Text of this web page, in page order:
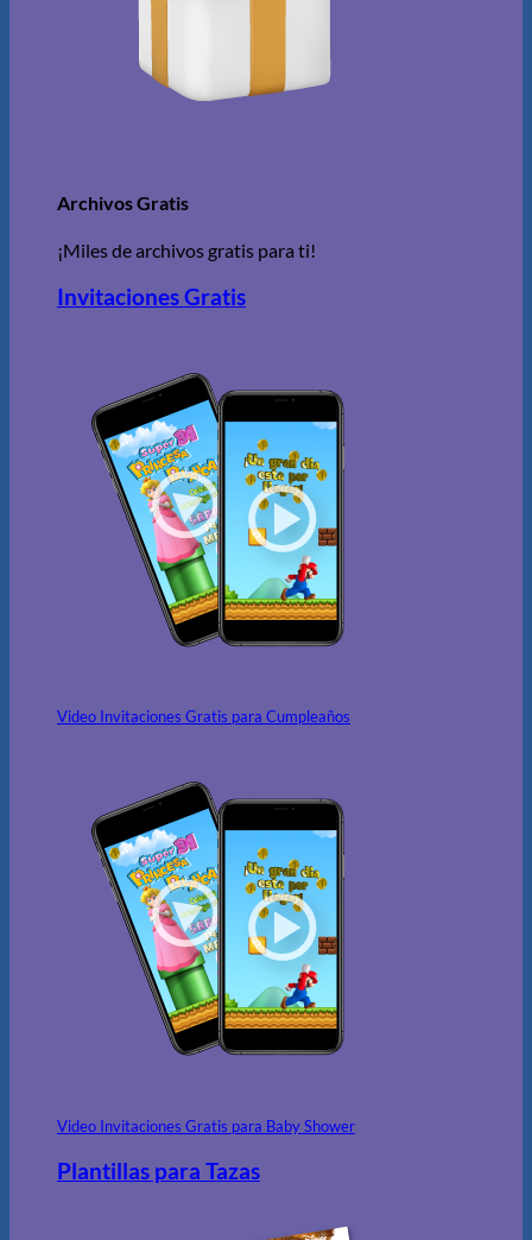
Archivos Gratis
¡Miles de archivos gratis para ti!
Invitaciones Gratis
Video Invitaciones Gratis para Cumpleaños
Video Invitaciones Gratis para Baby Shower
Plantillas para Tazas